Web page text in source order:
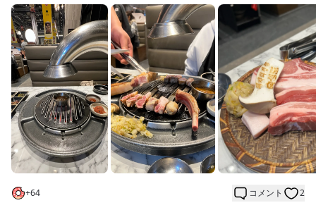
す。中国語のメニューがある店舗には専用駐車場がありますが、
正直に言うと土曜日の夜7時に行くと、駐車スペースはほぼ都市伝
説レベルなので、予約できるなら先に予約を取っておきましょ
う。
📱 タブレットの注文システムは中国語インターフェースがあり、
新人にも優しいです。今回は960熟成龍骨里脊肉350g ₩39,000を
注文しましたが、焼き上がった後の肉質は比較的柔らかく、脂肪
の香りが明確で、肉汁の表現も良く、少し噛み応えがありまし
た。720熟成五花肉200g ₩23,000は、30日間発酵させたもので、
油脂感が直接的で、わずかに発酵乳の香りを持っており、濃い味
付けが特徴です。全てプロに焼いてもらい、リズムも良く管理さ
🥣 サイドメニューの違いは非常に明確です。炸醤麺は普通で、食
+64 コメント 2